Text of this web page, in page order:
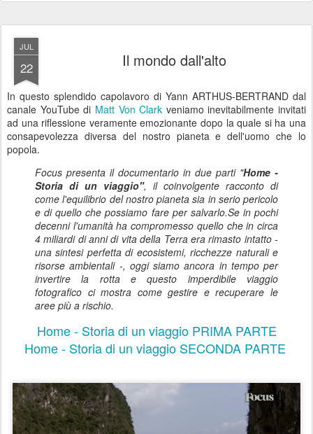
JUL
22 Il mondo dall'alto
In questo splendido capolavoro di Yann ARTHUS-BERTRAND dal
canale YouTube di Matt Von Clark veniamo inevitabilmente invitati
ad una riflessione veramente emozionante dopo la quale si ha una
consapevolezza diversa del nostro pianeta e dell'uomo che lo
popola.
Focus presenta il documentario in due parti "Home -
Storia di un viaggio", il coinvolgente racconto di
come l'equilibrio del nostro pianeta sia in serio pericolo
e di quello che possiamo fare per salvarlo.Se in pochi
decenni l'umanità ha compromesso quello che in circa
4 miliardi di anni di vita della Terra era rimasto intatto -
una sintesi perfetta di ecosistemi, ricchezze naturali e
risorse ambientali -, oggi siamo ancora in tempo per
invertire la rotta e questo imperdibile viaggio
fotografico ci mostra come gestire e recuperare le
aree più a rischio.
Home - Storia di un viaggio PRIMA PARTE
Home - Storia di un viaggio SECONDA PARTE